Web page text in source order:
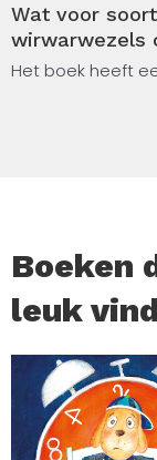
Zijn vriend Bub
is meteen
wordt volgeladen
Na het succes
vriendschap,
kennen, neemt
stappen Arti en
wereld in! ‘De
eigenzinnig en
zoals alleen
Wat voor
wirwarwezels
Het boek heeft
Boeken
leuk